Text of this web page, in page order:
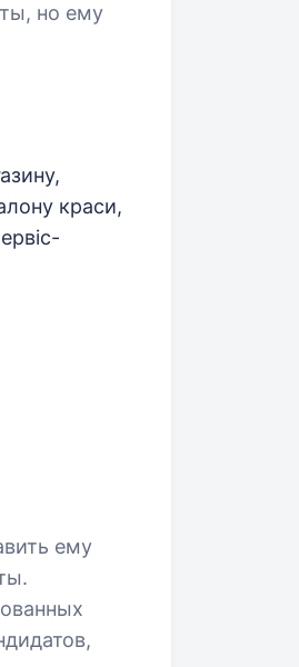
но ему
краси,
ему